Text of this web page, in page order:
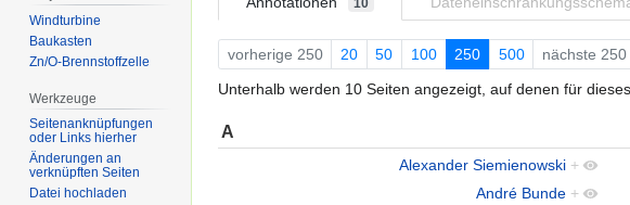
10
vorherige 250 20 50 100 250 500 nächste 250
Unterhalb werden 10 Seiten angezeigt, auf denen für
A
Alexander Siemienowski +
André Bunde +
Windturbine
Baukasten
Zn/O-Brennstoffzelle
Werkzeuge
Seitenanknüpfungen
oder Links hierher
Änderungen an
verknüpften Seiten
Datei hochladen